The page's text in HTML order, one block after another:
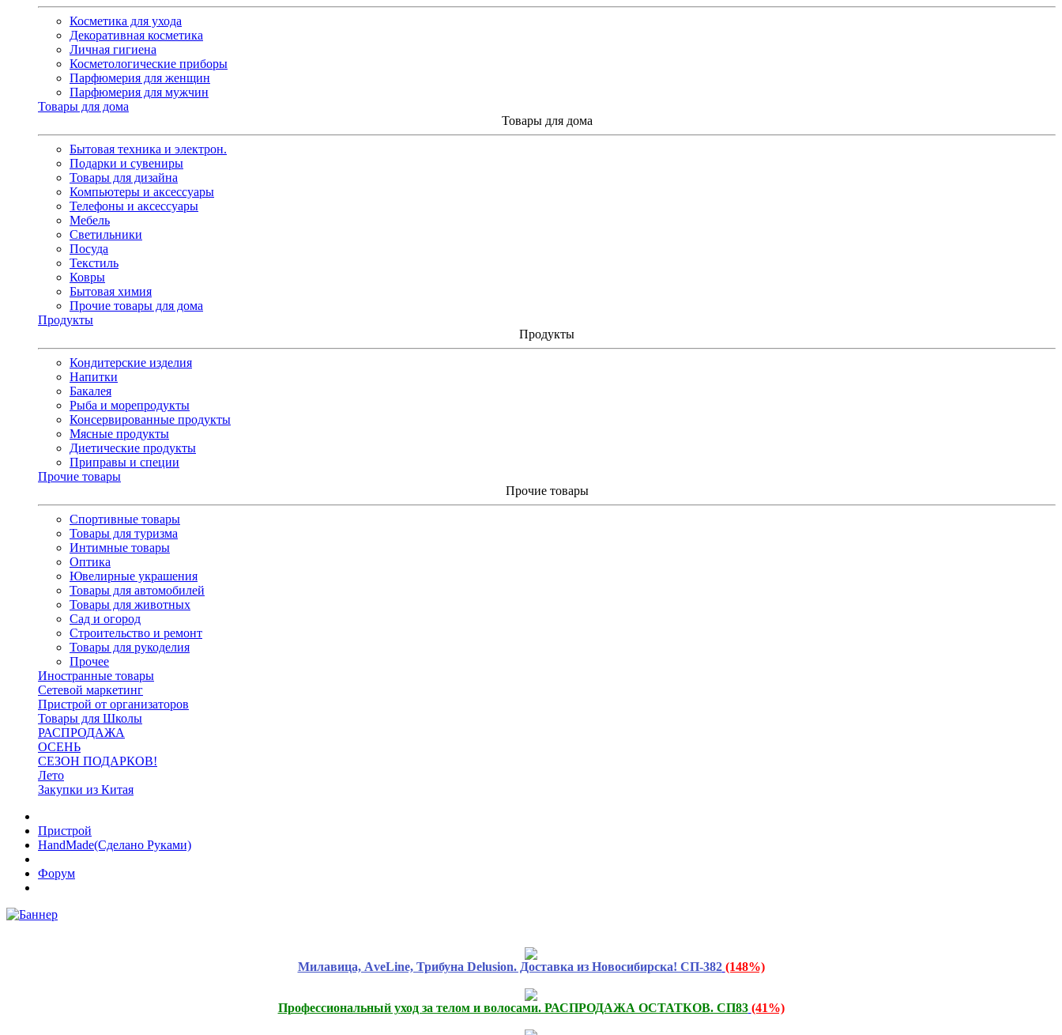
Косметика для ухода
Декоративная косметика
Личная гигиена
Косметологические приборы
Парфюмерия для женщин
Парфюмерия для мужчин
Товары для дома
Товары для дома
Бытовая техника и электрон.
Подарки и сувениры
Товары для дизайна
Компьютеры и аксессуары
Телефоны и аксессуары
Мебель
Светильники
Посуда
Текстиль
Ковры
Бытовая химия
Прочие товары для дома
Продукты
Продукты
Кондитерские изделия
Напитки
Бакалея
Рыба и морепродукты
Консервированные продукты
Мясные продукты
Диетические продукты
Приправы и специи
Прочие товары
Прочие товары
Спортивные товары
Товары для туризма
Интимные товары
Оптика
Ювелирные украшения
Товары для автомобилей
Товары для животных
Сад и огород
Строительство и ремонт
Товары для рукоделия
Прочее
Иностранные товары
Сетевой маркетинг
Пристрой от организаторов
Товары для Школы
РАСПРОДАЖА
ОСЕНЬ
СЕЗОН ПОДАРКОВ!
Лето
Закупки из Китая
Пристрой
HandMade(Сделано Руками)
Форум
Милавица, АveLine, Трибуна Delusion. Доставка из Новосибирска! CП-382 (148%)
Профессиональный уход за телом и волосами. РАСПРОДАЖА ОСТАТКОВ. СП83 (41%)